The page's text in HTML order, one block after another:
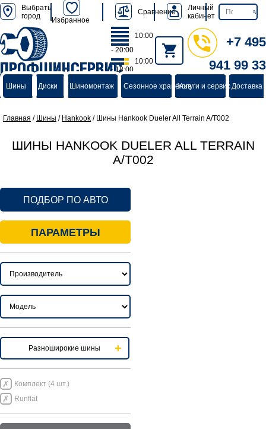
Выбрать
город
Избранное
Сравнение
Личный
кабинет
ПРОФШИНСЕРВИС
группа компаний
10:00
- 20:00
10:00
- 18:00
+7 495
941 99 33
Шины Диски Шиномонтаж Сезонное хранениеУслуги и сервисДоставка
Главная / Шины / Hankook / Шины Hankook Dueler All Terrain A/T002
ШИНЫ HANKOOK DUELER ALL TERRAIN
A/T002
ПОДБОР ПО АВТО
ПАРАМЕТРЫ
Разноширокие шины
Комплект (4 шт.)
Runflat